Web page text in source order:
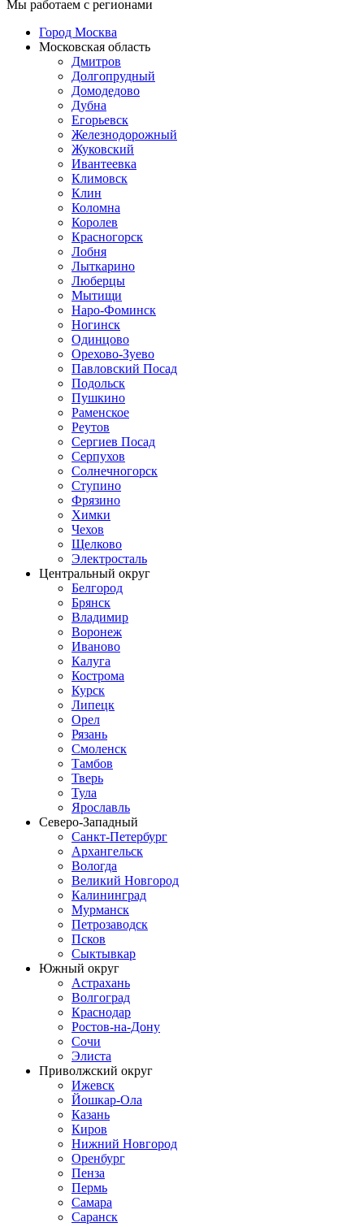
Мы работаем с регионами
Город Москва
Московская область
Дмитров
Долгопрудный
Домодедово
Дубна
Егорьевск
Железнодорожный
Жуковский
Ивантеевка
Климовск
Клин
Коломна
Королев
Красногорск
Лобня
Лыткарино
Люберцы
Мытищи
Наро-Фоминск
Ногинск
Одинцово
Орехово-Зуево
Павловский Посад
Подольск
Пушкино
Раменское
Реутов
Сергиев Посад
Серпухов
Солнечногорск
Ступино
Фрязино
Химки
Чехов
Щелково
Электросталь
Центральный округ
Белгород
Брянск
Владимир
Воронеж
Иваново
Калуга
Кострома
Курск
Липецк
Орел
Рязань
Смоленск
Тамбов
Тверь
Тула
Ярославль
Северо-Западный
Санкт-Петербург
Архангельск
Вологда
Великий Новгород
Калининград
Мурманск
Петрозаводск
Псков
Сыктывкар
Южный округ
Астрахань
Волгоград
Краснодар
Ростов-на-Дону
Сочи
Элиста
Приволжский округ
Ижевск
Йошкар-Ола
Казань
Киров
Нижний Новгород
Оренбург
Пенза
Пермь
Самара
Саранск